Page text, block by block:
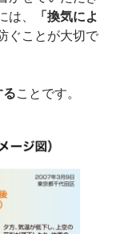
、
「換気によ
ぐことが大切で
ことです。